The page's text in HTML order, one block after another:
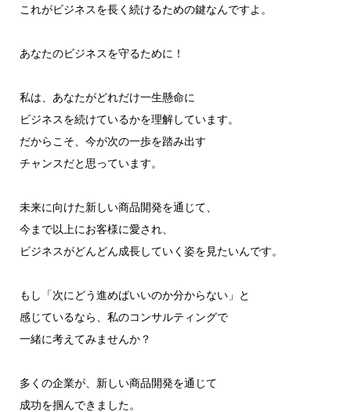
これがビジネスを長く続けるための鍵なんですよ。
あなたのビジネスを守るために！
私は、あなたがどれだけ一生懸命に
ビジネスを続けているかを理解しています。
だからこそ、今が次の一歩を踏み出す
チャンスだと思っています。
未来に向けた新しい商品開発を通じて、
今まで以上にお客様に愛され、
ビジネスがどんどん成長していく姿を見たいんです。
もし「次にどう進めばいいのか分からない」と
感じているなら、私のコンサルティングで
一緒に考えてみませんか？
多くの企業が、新しい商品開発を通じて
成功を掴んできました。